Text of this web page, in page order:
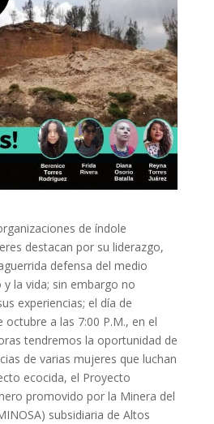
de índole
destacan por su liderazgo,
defensa del medio
la vida; sin embargo no
experiencias; el día de
a las 7:00 P.M., en el
tendremos la oportunidad de
de varias mujeres que luchan
ecocida, el Proyecto
promovido por la Minera del
subsidiaria de Altos